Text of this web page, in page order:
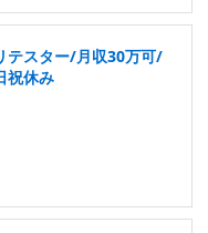
テスター/月収30万可/
祝休み